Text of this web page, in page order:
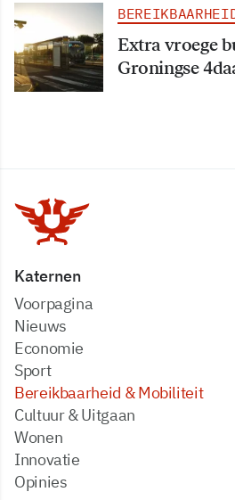
Extra vroege
Groningse
Katernen
Voorpagina
Nieuws
Economie
Sport
Bereikbaarheid & Mobiliteit
Cultuur & Uitgaan
Wonen
Innovatie
Opinies